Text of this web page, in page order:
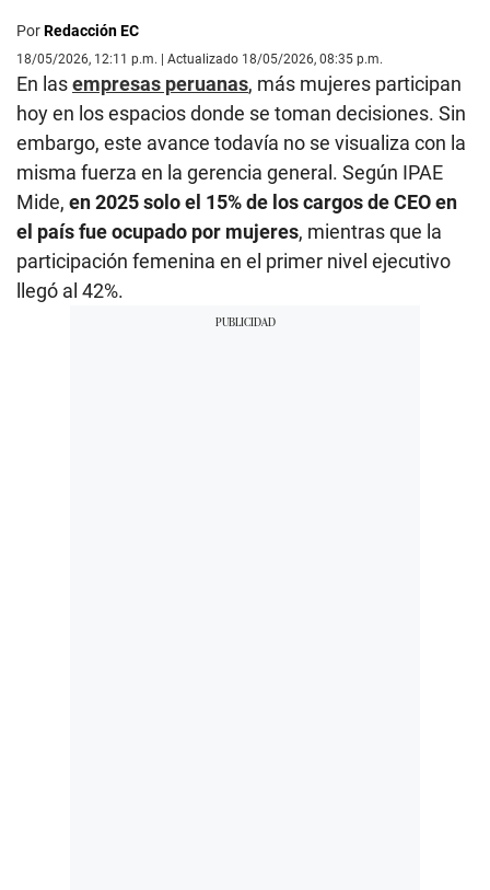
PorRedacción EC
18/05/2026, 12:11 p.m. | Actualizado 18/05/2026, 08:35 p.m.
En lasempresas peruanas, más mujeres participan
hoy en los espacios donde se toman decisiones. Sin
embargo, este avance todavía no se visualiza con la
misma fuerza en la gerencia general. Según IPAE
Mide, en 2025 solo el 15% de los cargos de CEO en
el país fue ocupado por mujeres, mientras que la
participación femenina en el primer nivel ejecutivo
llegó al 42%.